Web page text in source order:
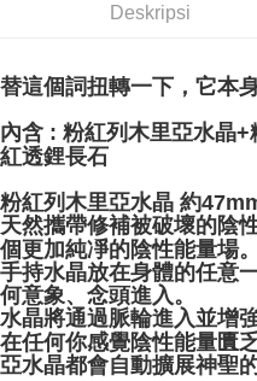
Pilihan Penghantaran
全家取貨付款
NT$80/pesanan |
7-11取貨付款
NT$80/pesanan |
NT$3,000 atau lebih
賣家宅配幫您送（台灣）
NT$80/pesanan |
Deskripsi
替這個詞扭轉一下，它本
內含 : 粉紅列木里亞水晶
紅透鋰長石
粉紅列木里亞水晶 約
天然攜帶修補被破壞的陰
個更加純凈的陰性能量場。
手持水晶放在身體的任意
何意象、念頭進入。
水晶將通過脈輪進入並增
在任何你感覺陰性能量匱
亞水晶都會自動擴展神聖